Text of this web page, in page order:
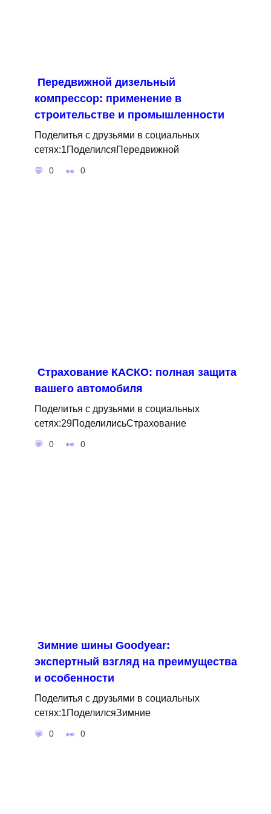
Передвижной дизельный
компрессор: применение в
строительстве и промышленности
Поделитья с друзьями в социальных
сетях:1ПоделилсяПередвижной
0 0
Страхование КАСКО: полная защита
вашего автомобиля
Поделитья с друзьями в социальных
сетях:29ПоделилисьСтрахование
0 0
Зимние шины Goodyear:
экспертный взгляд на преимущества
и особенности
Поделитья с друзьями в социальных
сетях:1ПоделилсяЗимние
0 0